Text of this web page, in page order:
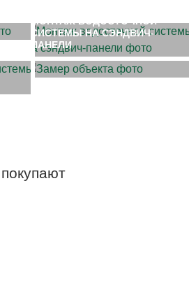
МОНТАЖ ВОДОСТОЧНОЙ
СИСТЕМЫ НА СЭНДВИЧ-
ПАНЕЛИ
ЗАМЕР ОБЪЕКТА